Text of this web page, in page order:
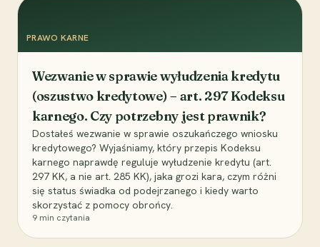
PRAWO KARNE
Wezwanie w sprawie wyłudzenia kredytu
(oszustwo kredytowe) – art. 297 Kodeksu
karnego. Czy potrzebny jest prawnik?
Dostałeś wezwanie w sprawie oszukańczego wniosku
kredytowego? Wyjaśniamy, który przepis Kodeksu
karnego naprawdę reguluje wyłudzenie kredytu (art.
297 KK, a nie art. 285 KK), jaka grozi kara, czym różni
się status świadka od podejrzanego i kiedy warto
skorzystać z pomocy obrońcy.
9 min czytania